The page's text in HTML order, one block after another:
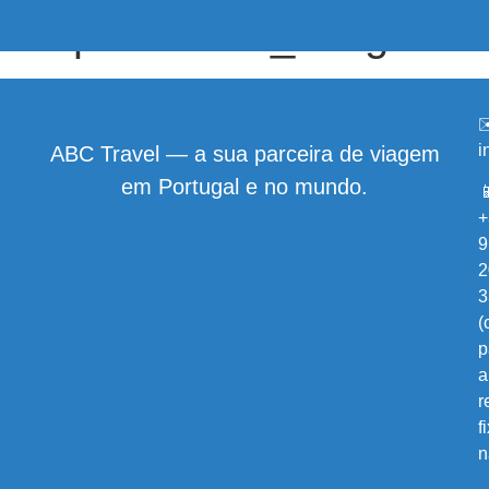
ABC Travel — a sua parceira de viagem
em Portugal e no mundo.
a